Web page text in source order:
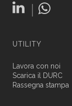
|
UTILITY
Lavora con noi
Scarica il DURC
Rassegna stampa